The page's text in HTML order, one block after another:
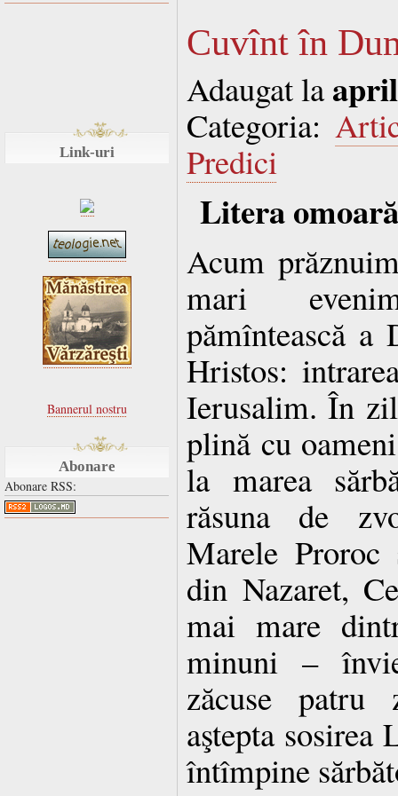
Link-uri
Bannerul nostru
Abonare
Abonare RSS:
Cuvînt în
Adaugat la
Categoria:
Predici
Litera
Acum
mari
pămîntească a
Hristos:
Ierusalim. În
plină cu
la marea
răsuna de
Marele
din Nazaret,
mai mare
minuni –
zăcuse
aştepta sosirea
întîmpine